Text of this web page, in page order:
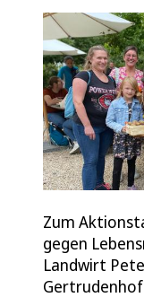
Zum
gegen
Landwirt